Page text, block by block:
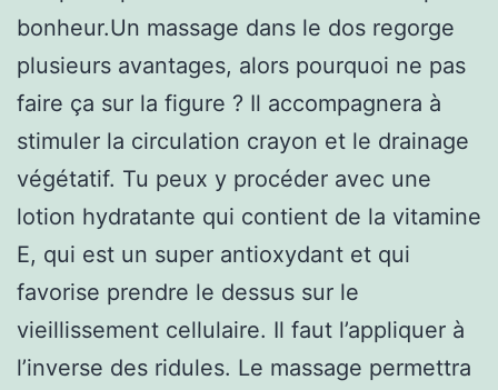
bonheur.Un massage dans le dos regorge
plusieurs avantages, alors pourquoi ne pas
faire ça sur la figure ? Il accompagnera à
stimuler la circulation crayon et le drainage
végétatif. Tu peux y procéder avec une
lotion hydratante qui contient de la vitamine
E, qui est un super antioxydant et qui
favorise prendre le dessus sur le
vieillissement cellulaire. Il faut l’appliquer à
l’inverse des ridules. Le massage permettra